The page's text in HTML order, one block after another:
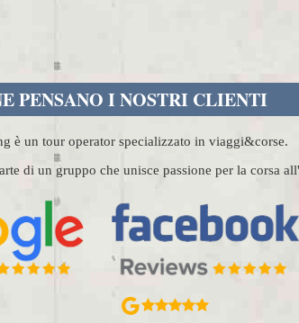
PENSANO I NOSTRI CLIENTI
è un tour operator specializzato in viaggi&corse.
di un gruppo che unisce passione per la corsa